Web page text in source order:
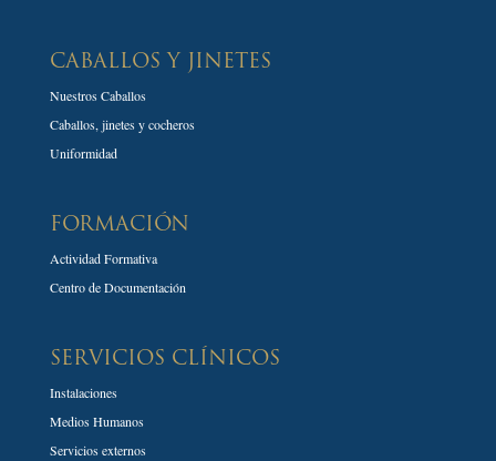
CABALLOS Y JINETES
Nuestros Caballos
Caballos, jinetes y cocheros
Uniformidad
FORMACIÓN
Actividad Formativa
Centro de Documentación
SERVICIOS CLÍNICOS
Instalaciones
Medios Humanos
Servicios externos